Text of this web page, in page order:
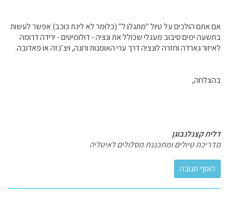
אם אתם הולכים על טיול "מתגלגל" (כלומר לא לינת כוכב) אפשר לעשות
בתשעה ימים סיבוב מעגלי שכולל את ונציה - דולומיטים - ירידה דרומה
לאיזור גארדה וחזרה לונציה דרך ערי האומנות ורונה, ויצ′נזה או פאדובה.
בהצלחה,
דלית קצנלנבוגן
מדריכת טיולים ומתכננת מסלולים לאיטליה